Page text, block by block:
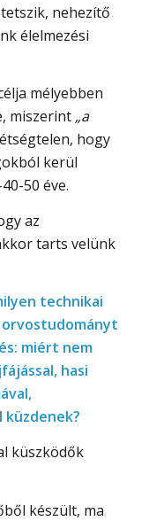
nehezítő
élelmezési
mélyebben
miszerint „a
hogy
kerül
50 éve.
az
tarts velünk
technikai
miért nem
hasi
küszködők
készült, ma